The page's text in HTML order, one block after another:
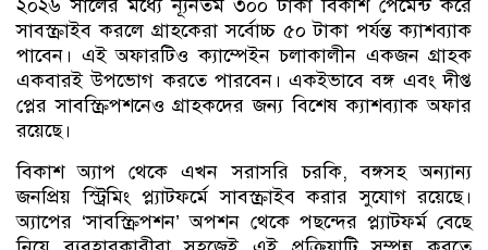
২০২৬ সালের মধ্যে ন্যূনতম ৩০০ টাকা বিকাশ পেমেন্ট করে
সাবস্ক্রাইব করলে গ্রাহকেরা সর্বোচ্চ ৫০ টাকা পর্যন্ত ক্যাশব্যাক
পাবেন। এই অফারটিও ক্যাম্পেইন চলাকালীন একজন গ্রাহক
একবারই উপভোগ করতে পারবেন। একইভাবে বঙ্গ এবং দীপ্ত
প্লের সাবস্ক্রিপশনেও গ্রাহকদের জন্য বিশেষ ক্যাশব্যাক অফার
রয়েছে।
বিকাশ অ্যাপ থেকে এখন সরাসরি চরকি, বঙ্গসহ অন্যান্য
জনপ্রিয় স্ট্রিমিং প্ল্যাটফর্মে সাবস্ক্রাইব করার সুযোগ রয়েছে।
অ্যাপের ‘সাবস্ক্রিপশন’ অপশন থেকে পছন্দের প্ল্যাটফর্ম বেছে